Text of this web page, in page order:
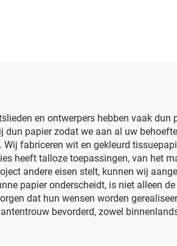
en ontwerpers hebben vaak
dun papier zodat we aan al uw
Wij fabriceren wit en gekleurd
heeft talloze toepassingen, van het
andere eisen stelt, kunnen wij
papier onderscheidt, is niet alleen
dat hun wensen worden
bevorderd, zowel